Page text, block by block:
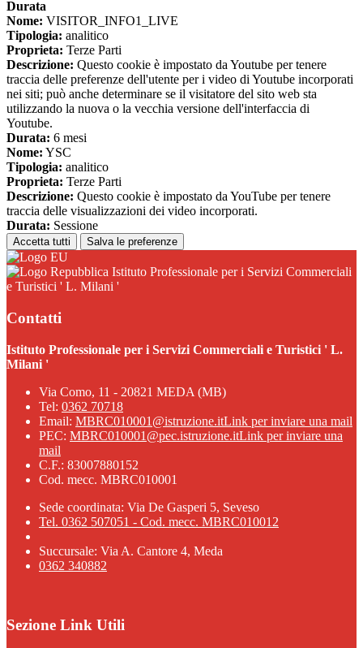
Durata
Nome: VISITOR_INFO1_LIVE
Tipologia: analitico
Proprieta: Terze Parti
Descrizione: Questo cookie è impostato da Youtube per tenere
traccia delle preferenze dell'utente per i video di Youtube incorporati
nei siti; può anche determinare se il visitatore del sito web sta
utilizzando la nuova o la vecchia versione dell'interfaccia di
Youtube.
Durata: 6 mesi
Nome: YSC
Tipologia: analitico
Proprieta: Terze Parti
Descrizione: Questo cookie è impostato da YouTube per tenere
traccia delle visualizzazioni dei video incorporati.
Durata: Sessione
Accetta tutti Salva le preferenze
Istituto Professionale per i Servizi Commerciali
e Turistici ' L. Milani '
Contatti
Istituto Professionale per i Servizi Commerciali e Turistici ' L.
Milani '
Via Como, 11 - 20821 MEDA (MB)
Tel: 0362 70718
Email: MBRC010001@istruzione.itLink per inviare una mail
PEC: MBRC010001@pec.istruzione.itLink per inviare una
mail
C.F.: 83007880152
Cod. mecc. MBRC010001
Sede coordinata: Via De Gasperi 5, Seveso
Tel. 0362 507051 - Cod. mecc. MBRC010012
Succursale: Via A. Cantore 4, Meda
0362 340882
Sezione Link Utili